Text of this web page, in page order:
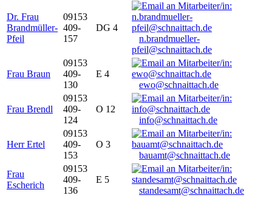
Dr. Frau
Brandmüller-
Pfeil
09153
409-
157
DG 4
n.brandmueller-
pfeil@schnaittach.de
Frau Braun
09153
409-
130
E 4
ewo@schnaittach.de
Frau Brendl
09153
409-
124
O 12
info@schnaittach.de
Herr Ertel
09153
409-
153
O 3
bauamt@schnaittach.de
Frau
Escherich
09153
409-
136
E 5
standesamt@schnaittach.de